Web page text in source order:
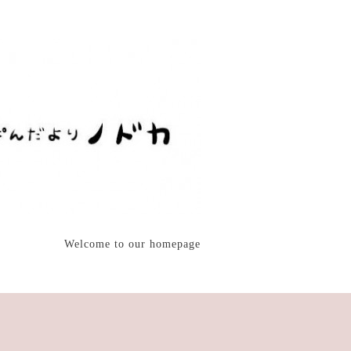
Welcome to our homepage